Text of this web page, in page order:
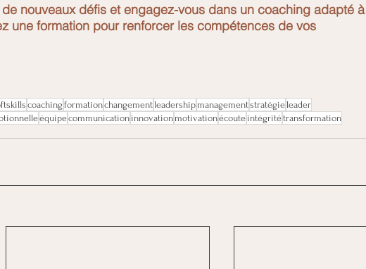
nouveaux défis et engagez-vous dans un coaching adapté à
une formation pour renforcer les compétences de vos
coaching formationchangement leadership managementstratégie leader
équipecommunication innovation motivationécoute intégritétransformation